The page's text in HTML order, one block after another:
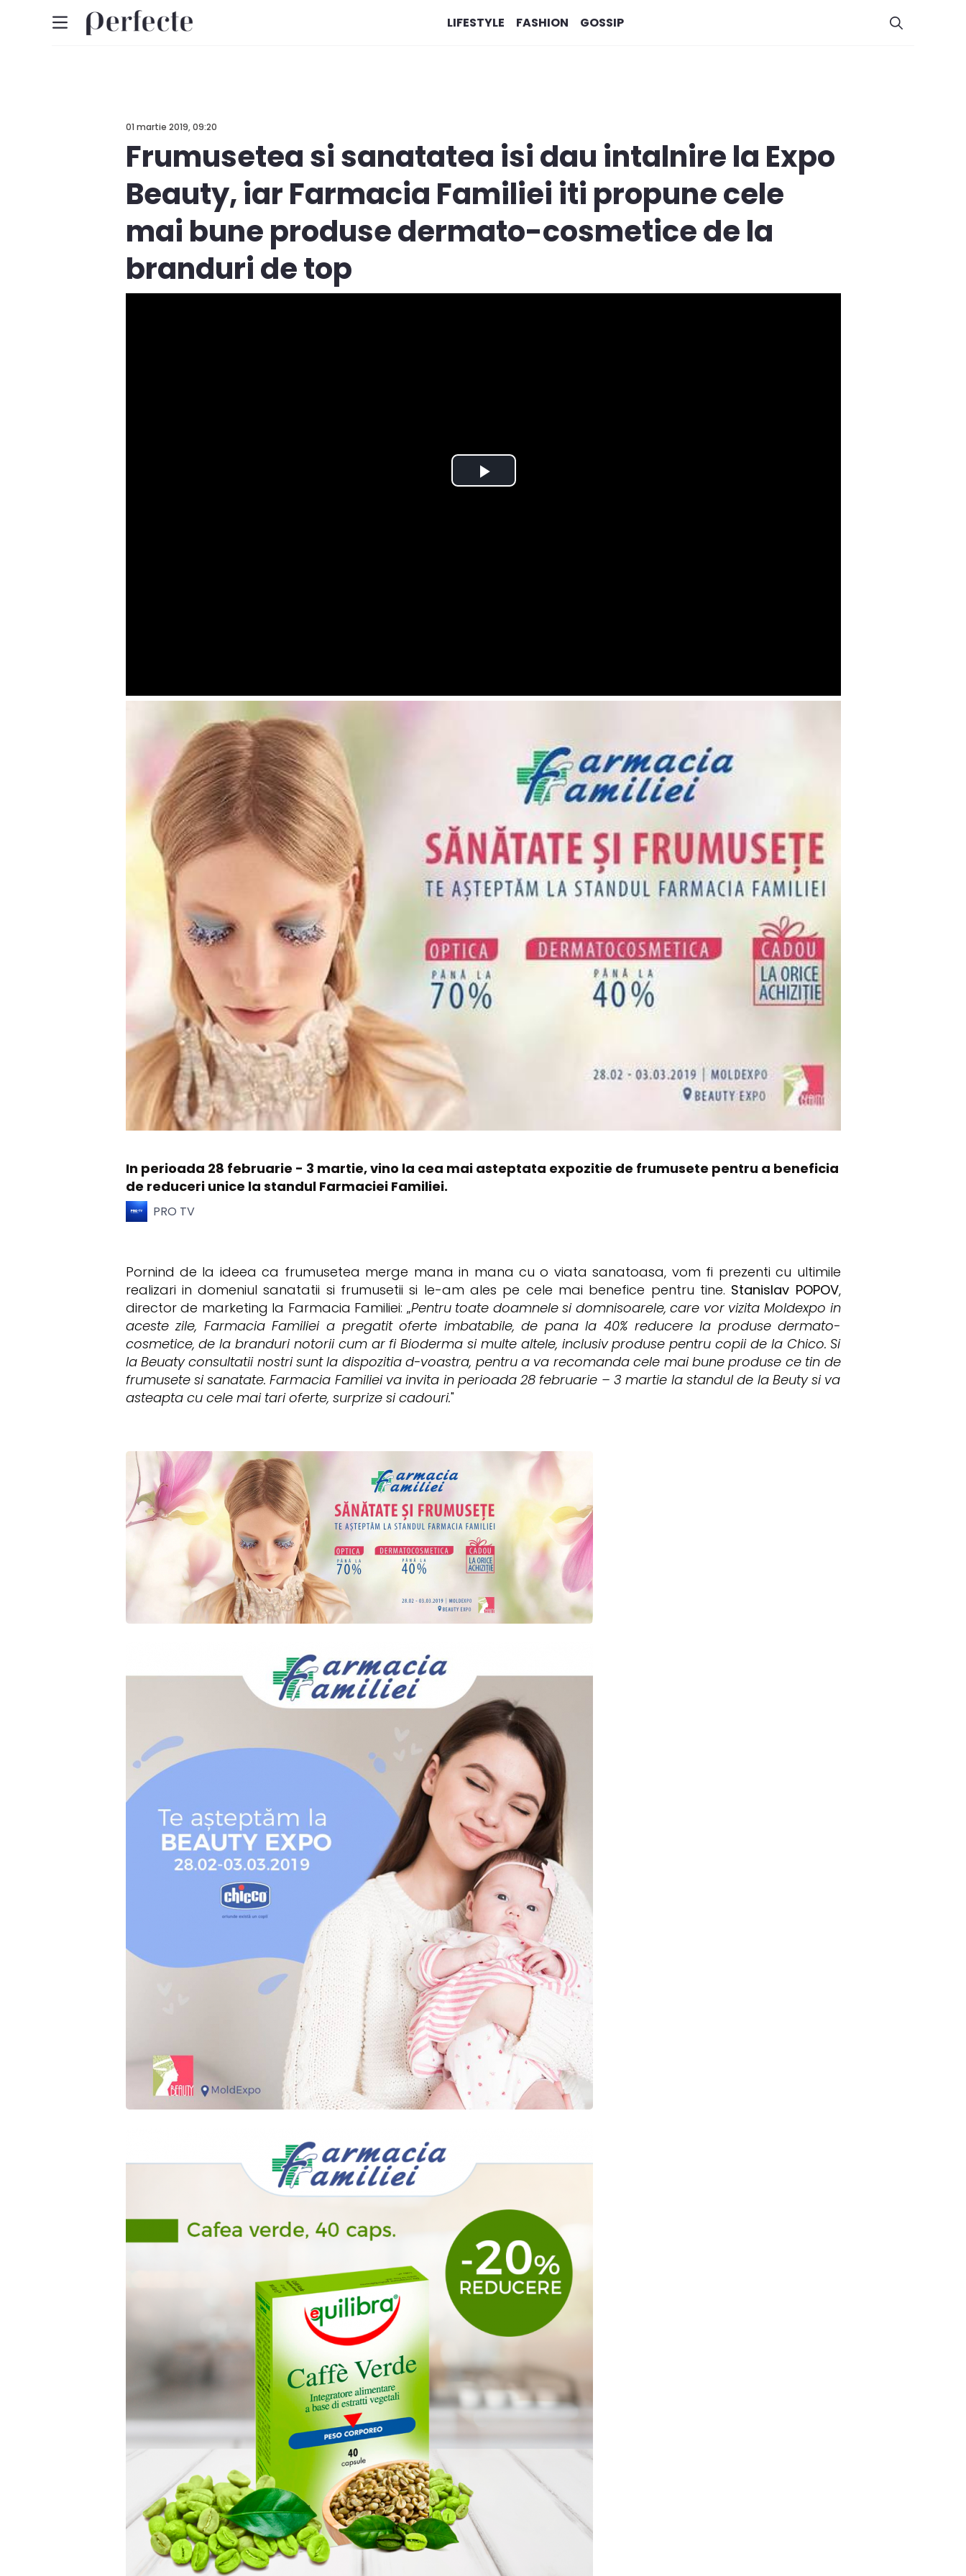
LIFESTYLE FASHION GOSSIP
01 martie 2019, 09:20
Frumusetea si sanatatea isi dau intalnire la Expo
Beauty, iar Farmacia Familiei iti propune cele
mai bune produse dermato-cosmetice de la
branduri de top
In perioada 28 februarie - 3 martie, vino la cea mai asteptata expozitie de frumusete pentru a beneficia
de reduceri unice la standul Farmaciei Familiei.
PRO TV
Pornind de la ideea ca frumusetea merge mana in mana cu o viata sanatoasa, vom fi prezenti cu ultimile
realizari in domeniul sanatatii si frumusetii si le-am ales pe cele mai benefice pentru tine. Stanislav POPOV,
director de marketing la Farmacia Familiei: „Pentru toate doamnele si domnisoarele, care vor vizita Moldexpo in
aceste zile, Farmacia Familiei a pregatit oferte imbatabile, de pana la 40% reducere la produse dermato-
cosmetice, de la branduri notorii cum ar fi Bioderma si multe altele, inclusiv produse pentru copii de la Chico. Si
la Beuaty consultatii nostri sunt la dispozitia d-voastra, pentru a va recomanda cele mai bune produse ce tin de
frumusete si sanatate. Farmacia Familiei va invita in perioada 28 februarie – 3 martie la standul de la Beuty si va
asteapta cu cele mai tari oferte, surprize si cadouri."